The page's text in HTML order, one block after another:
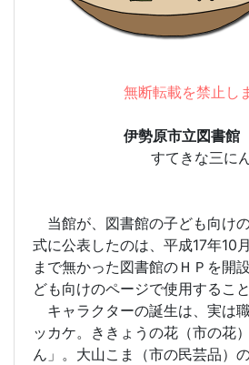
無断転載を禁止し
伊勢原市立図書館
すてきな三にん
当館が、図書館の子ども向け
式に公表したのは、平成17年10
まで無かった図書館のＨＰを開
ども向けのページで使用するこ
キャラクターの誕生は、実は
ッカケ。ききょうの花（市の花
ん」。大山こま（市の民芸品）